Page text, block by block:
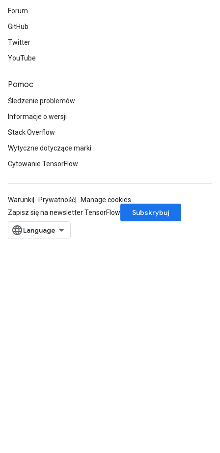
Forum
GitHub
Twitter
YouTube
Pomoc
Śledzenie problemów
Informacje o wersji
Stack Overflow
Wytyczne dotyczące marki
Cytowanie TensorFlow
Warunki Prywatność
Manage cookies
Zapisz się na newsletter TensorFlow
Subskrybuj